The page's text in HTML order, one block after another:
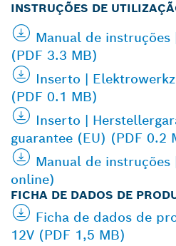
INSTRUÇÕES DE
Manual de instruções
(PDF 3.3 MB)
Inserto |
(PDF 0.1 MB)
Inserto |
guarantee (EU) (PDF 0.2
Manual de instruções
online)
FICHA DE DADOS DE
Ficha de dados de
12V (PDF 1,5 MB)